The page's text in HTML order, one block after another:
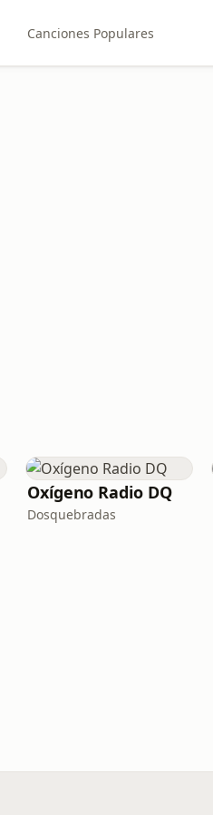
Canciones Populares
Oxígeno Radio DQ
Dosquebradas